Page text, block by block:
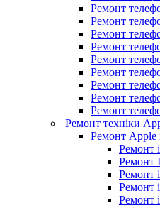
Ремонт
Ремонт
Ремонт
Ремонт
Ремонт
Ремонт
Ремонт
Ремонт
Ремонт
Ремонт техніки
Ремонт Apple
Ремонт
Ремонт
Ремонт
Ремонт
Ремонт